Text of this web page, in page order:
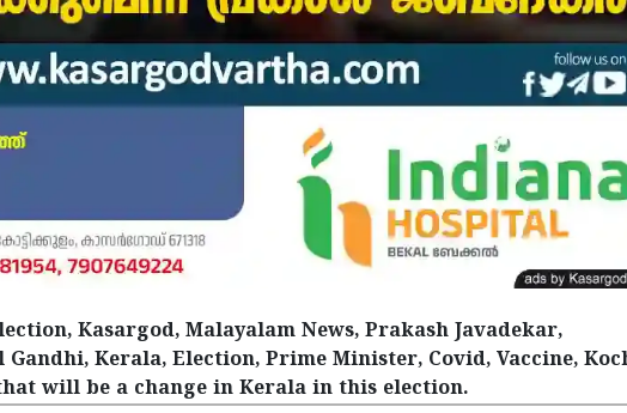
Kasargod, Malayalam News, Prakash Javadekar,
Gandhi, Kerala, Election, Prime Minister, Covid, Vaccine,
will be a change in Kerala in this election.